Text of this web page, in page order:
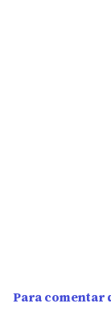
Para comentar